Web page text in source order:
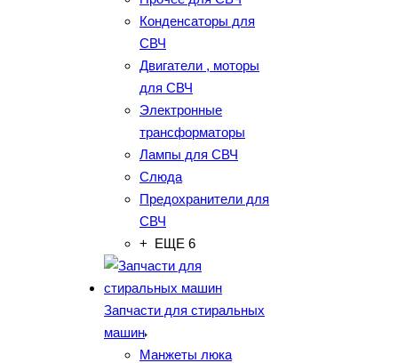
Конденсаторы для
СВЧ
Двигатели , моторы
для СВЧ
Электронные
трансформаторы
Лампы для СВЧ
Слюда
Предохранители для
СВЧ
+ ЕЩЕ 6
Запчасти для стиральных
машин
Манжеты люка